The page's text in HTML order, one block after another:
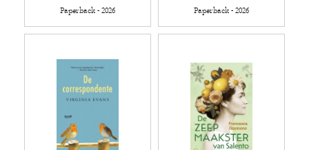
Paperback - 2026 Paperback - 2026